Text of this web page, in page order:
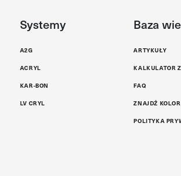
Systemy
A2G
ACRYL
KAR-BON
LV CRYL
Baza
ARTYKUŁY
KALKULATOR
FAQ
ZNAJDŹ KOLOR
POLITYKA